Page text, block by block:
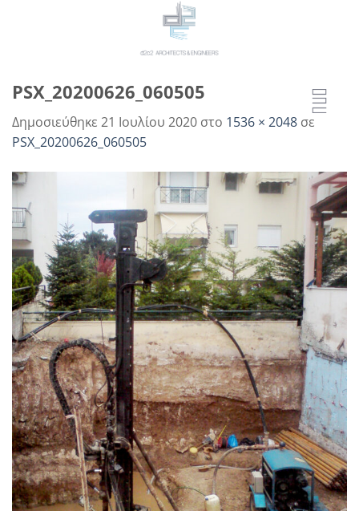
PSX_20200626_060505
Δημοσιεύθηκε 21 Ιουλίου 2020 στο 1536 × 2048 σε
PSX_20200626_060505